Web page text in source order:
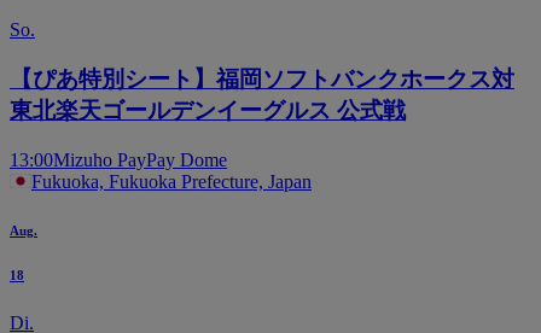
So.
【ぴあ特別シート】福岡ソフトバンクホークス対
東北楽天ゴールデンイーグルス 公式戦
13:00Mizuho PayPay Dome
Fukuoka, Fukuoka Prefecture, Japan
Aug.
18
Di.